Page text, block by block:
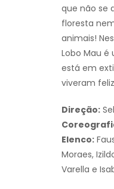
que não se
floresta
animais!
Lobo Mau é
está em
viveram
Direção:
Elenco:
Moraes,
Varella e